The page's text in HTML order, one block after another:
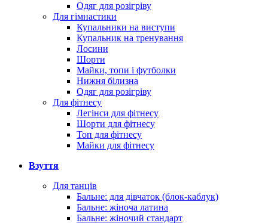
Одяг для розігріву
Для гімнастики
Купальники на виступи
Купальник на тренування
Лосини
Шорти
Майки, топи і футболки
Нижня білизна
Одяг для розігріву
Для фітнесу
Легінси для фітнесу
Шорти для фітнесу
Топ для фітнесу
Майки для фітнесу
Взуття
Для танців
Бальне: для дівчаток (блок-каблук)
Бальне: жіноча латина
Бальне: жіночий стандарт